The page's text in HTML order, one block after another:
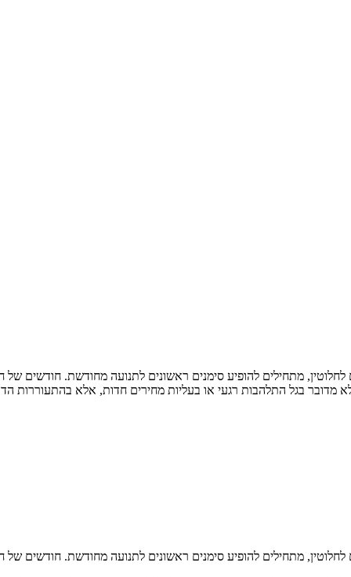
מתחילים להופיע סימנים ראשונים לתנועה מחודשת. חודשים של
מדובר בגל התלהבות רגעי או בעליות מחירים חדות, אלא בהתעוררות
מתחילים להופיע סימנים ראשונים לתנועה מחודשת. חודשים של